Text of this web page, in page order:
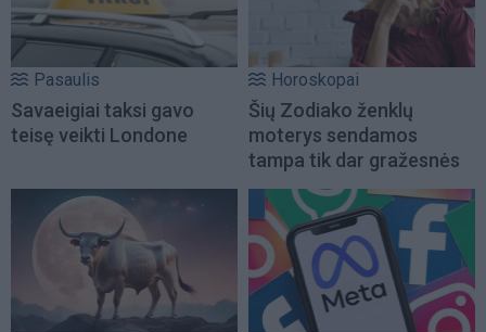
Pasaulis
Savaeigiai taksi gavo
teisę veikti Londone
Horoskopai
Šių Zodiako ženklų
moterys sendamos
tampa tik dar gražesnės